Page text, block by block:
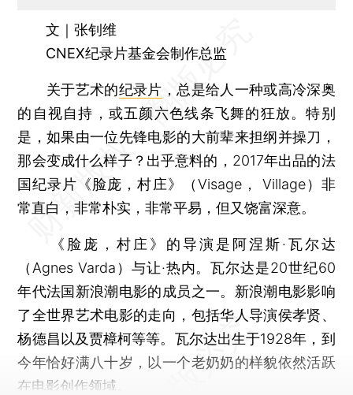
文｜张钊维
CNEX纪录片基金会制作总监
关于艺术的纪录片 ，总是给人一种或高冷深奥
的自视自持，或五颜六色线条飞舞的狂放。特别
是，如果由一位先锋电影的大前辈来担纲并操刀，
那会变成什么样子？出乎意料的，2017年出品的法
国纪录片《脸庞，村庄》（Visage， Village）非
常直白，非常朴实，非常平易，但又饶富深意。
《脸庞，村庄》的导演是阿涅斯·瓦尔达
（Agnes Varda）与让·热内。瓦尔达是20世纪60
年代法国新浪潮电影的成员之一。新浪潮电影影响
了全世界艺术电影的走向，包括华人导演侯孝贤、
杨德昌以及贾樟柯等等。瓦尔达出生于1928年，到
今年恰好满八十岁，以一个老奶奶的样貌依然活跃
在电影创作领域。